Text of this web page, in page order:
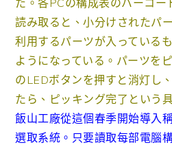
た。各PCの構成表のバーコー
読み取ると、小分けされたパ
利用するパーツが入っている
ようになっている。パーツを
のLEDボタンを押すと消灯し
たら、ピッキング完了という
飯山工廠從這個春季開始導入
選取系統。只要讀取每部電腦